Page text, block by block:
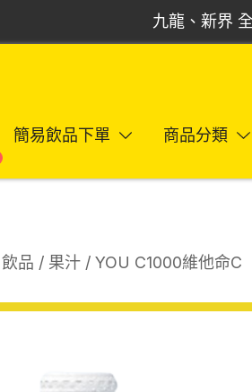
九龍、新界
汽水、啤酒、紅酒、食品
簡易飲品下單 商品分類
飲品 / 果汁 / YOU C1000維他命C